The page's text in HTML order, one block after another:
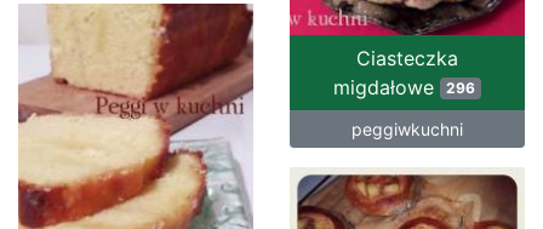
Ciasteczka
migdałowe 296
peggiwkuchni